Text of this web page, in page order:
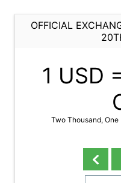
OFFICIAL
1 USD
Two Thousand,